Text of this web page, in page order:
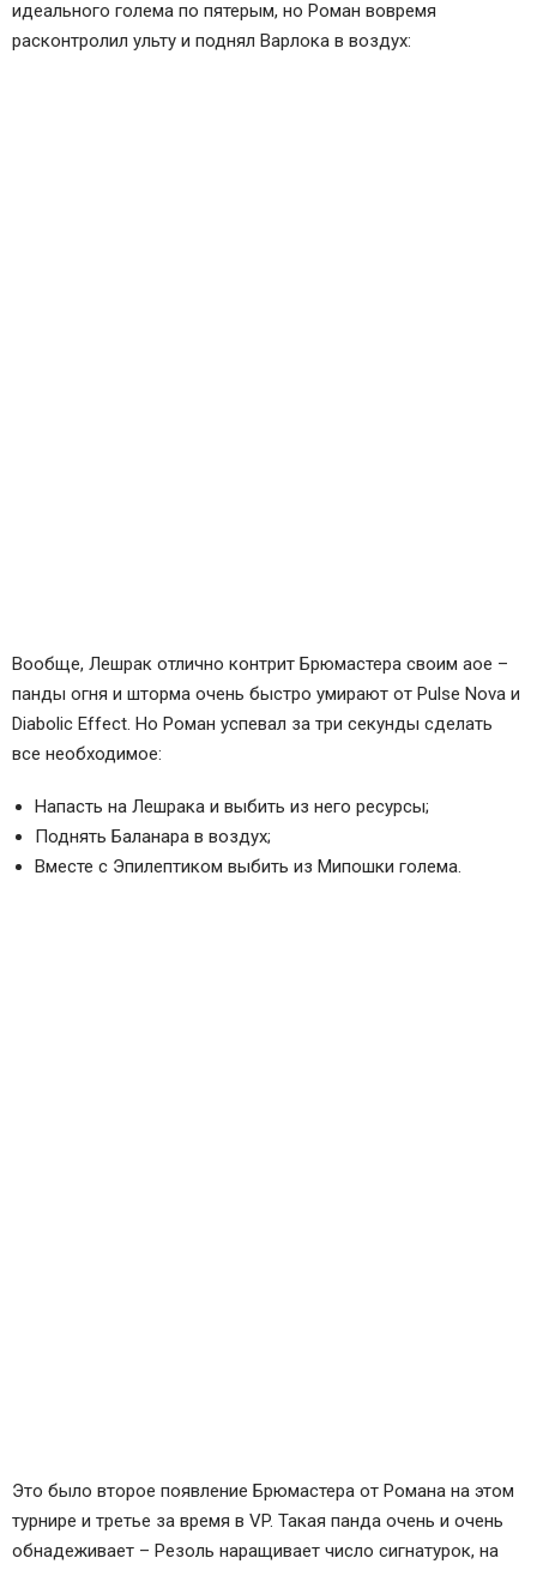
идеального голема по пятерым, но Роман вовремя
расконтролил ульту и поднял Варлока в воздух:
Вообще, Лешрак отлично контрит Брюмастера своим аое –
панды огня и шторма очень быстро умирают от Pulse Nova и
Diabolic Effect. Но Роман успевал за три секунды сделать
все необходимое:
Напасть на Лешрака и выбить из него ресурсы;
Поднять Баланара в воздух;
Вместе с Эпилептиком выбить из Мипошки голема.
Это было второе появление Брюмастера от Романа на этом
турнире и третье за время в VP. Такая панда очень и очень
обнадеживает – Резоль наращивает число сигнатурок, на